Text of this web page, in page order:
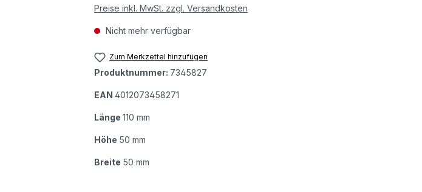
Preise inkl. MwSt. zzgl. Versandkosten
Nicht mehr verfügbar
Zum Merkzettel hinzufügen
Produktnummer: 7345827
EAN 4012073458271
Länge 110 mm
Höhe 50 mm
Breite 50 mm